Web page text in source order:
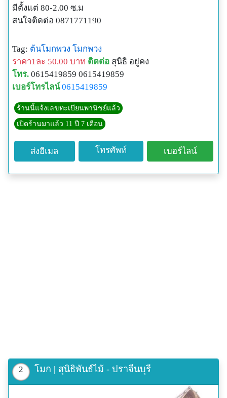
มีตั้งแต่ 80-2.00 ซ.ม
สนใจติดต่อ 0871771190
Tag: ต้นโมกพวง โมกพวง
ราคา1ละ 50.00 บาท ติดต่อ สุนิธิ อยู่คง
โทร. 0615419859 0615419859
เบอร์โทรไลน์ 0615419859
ร้านนี้แจ้งเลขทะเบียนพานิชย์แล้ว
เปิดร้านมาแล้ว 11 ปี 7 เดือน
ส่งอีเมล โทรศัพท์ เบอร์ไลน์
2 โมก | สุนิธิพันธ์ไม้ - ปราจีนบุรี